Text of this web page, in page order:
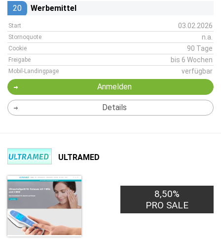
20 Werbemittel
Start 03.02.2026
Stornoquote n.a.
Cookie 90 Tage
Freigabe bis 6 Wochen
Mobil-Landingpage verfügbar
Anmelden
Details
ULTRAMED
8,50%
PRO SALE